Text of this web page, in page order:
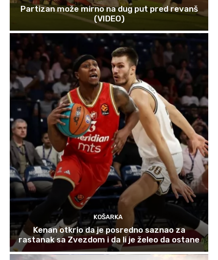
Partizan može mirno na dug put pred revanš
(VIDEO)
KOŠARKA
Kenan otkrio da je posredno saznao za
rastanak sa Zvezdom i da li je želeo da ostane